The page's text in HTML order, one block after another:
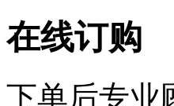
在线订购
下单后专业